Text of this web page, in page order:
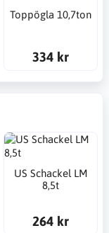
Toppögla 10,7ton
334 kr
US Schackel LM
8,5t
264 kr